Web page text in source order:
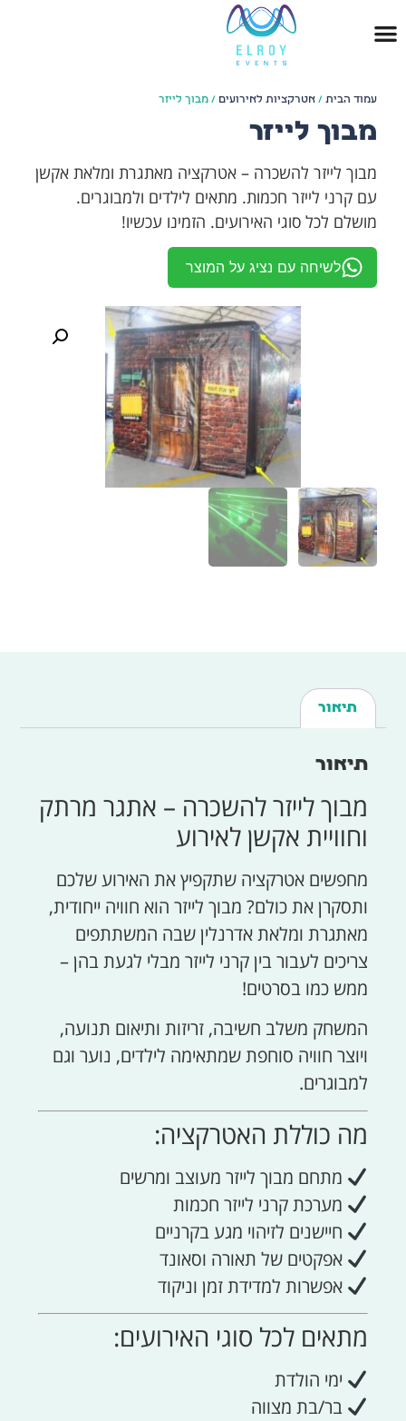
עמוד הבית /אטרקציות לאירועים / מבוך לייזר
מבוך לייזר
מבוך לייזר להשכרה – אטרקציה מאתגרת ומלאת אקשן
עם קרני לייזר חכמות. מתאים לילדים ולמבוגרים.
מושלם לכל סוגי האירועים. הזמינו עכשיו!
לשיחה עם נציג על המוצר
תיאור
תיאור
מבוך לייזר להשכרה – אתגר מרתק
וחוויית אקשן לאירוע
מחפשים אטרקציה שתקפיץ את האירוע שלכם
ותסקרן את כולם? מבוך לייזר הוא חוויה ייחודית,
מאתגרת ומלאת אדרנלין שבה המשתתפים
צריכים לעבור בין קרני לייזר מבלי לגעת בהן –
ממש כמו בסרטים!
המשחק משלב חשיבה, זריזות ותיאום תנועה,
ויוצר חוויה סוחפת שמתאימה לילדים, נוער וגם
למבוגרים.
מה כוללת האטרקציה:
מתחם מבוך לייזר מעוצב ומרשים
מערכת קרני לייזר חכמות
חיישנים לזיהוי מגע בקרניים
אפקטים של תאורה וסאונד
אפשרות למדידת זמן וניקוד
מתאים לכל סוגי האירועים:
ימי הולדת
בר/בת מצווה